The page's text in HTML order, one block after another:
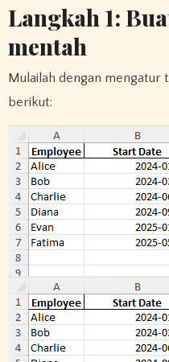
Langkah 1:
mentah
Mulailah dengan mengatur
berikut: